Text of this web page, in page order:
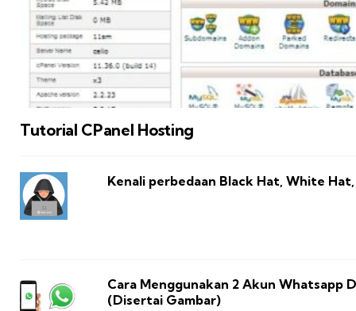
Tutorial CPanel Hosting
Kenali perbedaan Black Hat, White
Cara Menggunakan 2 Akun Whatsapp
(Disertai Gambar)